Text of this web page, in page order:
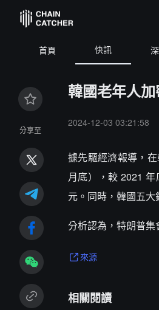
首頁 快訊
分享至
韓國老年人
2024-12-03 03:21:58
據先驅經濟報導，
月底），較 2021
元。同時，韓國五
分析認為，特朗普集
來源
相關閱讀